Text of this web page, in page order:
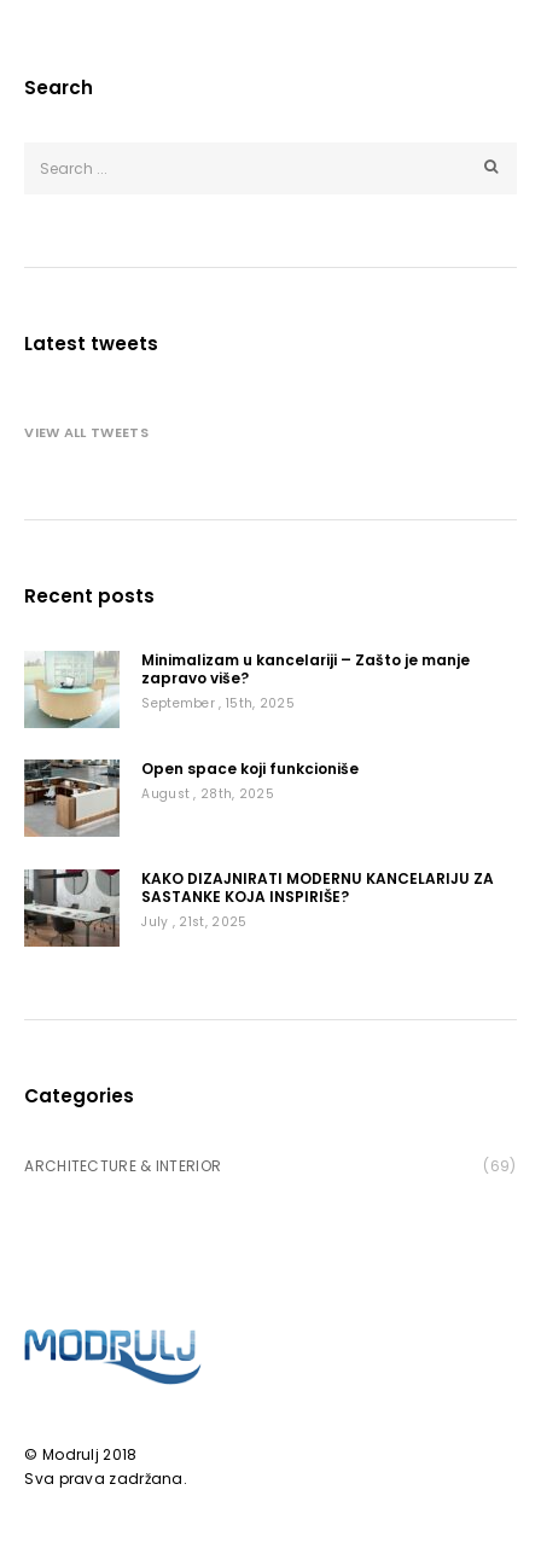
Search
Latest tweets
VIEW ALL TWEETS
Recent posts
Minimalizam u kancelariji – Zašto je manje
zapravo više?
September , 15th, 2025
Open space koji funkcioniše
August , 28th, 2025
KAKO DIZAJNIRATI MODERNU KANCELARIJU ZA
SASTANKE KOJA INSPIRIŠE?
July , 21st, 2025
Categories
ARCHITECTURE & INTERIOR (69)
© Modrulj 2018
Sva prava zadržana.